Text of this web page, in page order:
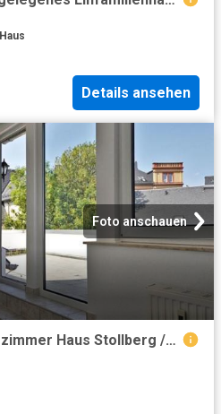
Haus
Details ansehen
Foto anschauen
Zu Verkaufen 12 Schlafzimmer Haus Stollberg /Erzgeb. Deutschland DS94991902